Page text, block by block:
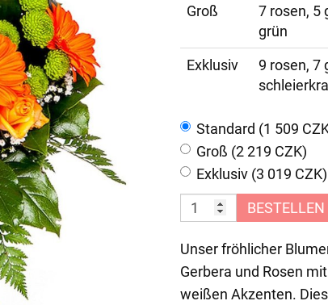
Groß
7 rosen, 5
grün
Exklusiv
9 rosen, 7
Standard (1 509
Groß (2 219 CZK)
Exklusiv (3 019 CZK)
BESTELLEN
Unser fröhlicher
Gerbera und Rosen
weißen Akzenten.